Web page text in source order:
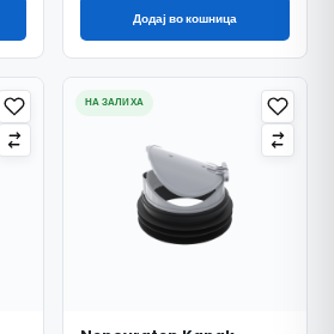
Додај во кошница
НА ЗАЛИХА